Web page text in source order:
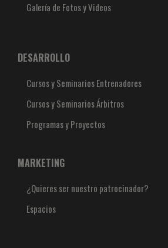
Galería de Fotos y Videos
DESARROLLO
Cursos y Seminarios Entrenadores
Cursos y Seminarios Árbitros
Programas y Proyectos
MARKETING
¿Quieres ser nuestro patrocinador?
Espacios